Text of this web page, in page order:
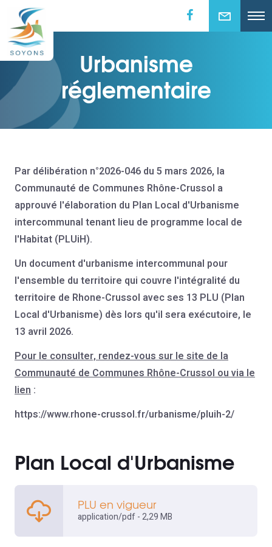
Urbanisme
réglementaire
Par délibération n°2026-046 du 5 mars 2026, la
Communauté de Communes Rhône-Crussol a
approuvé l'élaboration du Plan Local d'Urbanisme
intercommunal tenant lieu de programme local de
l'Habitat (PLUiH).
Un document d'urbanisme intercommunal pour
l'ensemble du territoire qui couvre l'intégralité du
territoire de Rhone-Crussol avec ses 13 PLU (Plan
Local d'Urbanisme) dès lors qu'il sera exécutoire, le
13 avril 2026.
Pour le consulter, rendez-vous sur le site de la
Communauté de Communes Rhône-Crussol ou via le
lien :
https://www.rhone-crussol.fr/urbanisme/pluih-2/
Plan Local d'Urbanisme
PLU en vigueur
application/pdf - 2,29 MB